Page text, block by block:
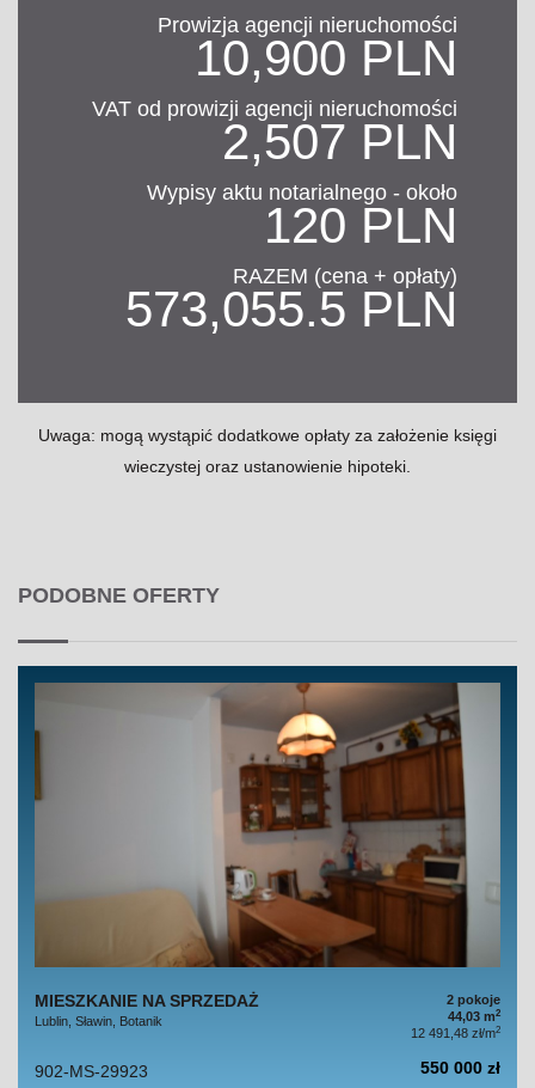
Prowizja agencji nieruchomości
10,900 PLN
VAT od prowizji agencji nieruchomości
2,507 PLN
Wypisy aktu notarialnego - około
120 PLN
RAZEM (cena + opłaty)
573,055.5 PLN
Uwaga: mogą wystąpić dodatkowe opłaty za założenie księgi
wieczystej oraz ustanowienie hipoteki.
PODOBNE OFERTY
MIESZKANIE NA SPRZEDAŻ
Lublin, Sławin, Botanik
2 pokoje
44,03 m2
12 491,48 zł/m2
902-MS-29923 550 000 zł